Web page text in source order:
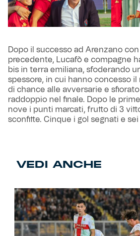
Dopo il successo ad Arenzano
precedente, Lucafò e compagne
bis in terra emiliana, sfoderando
spessore, in cui hanno concesso
di chance alle avversarie e
raddoppio nel finale. Dopo le
nove i punti marcati, frutto di 3
sconfitte. Cinque i gol segnati e
VEDI ANCHE